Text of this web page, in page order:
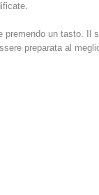
un tasto.
preparata al